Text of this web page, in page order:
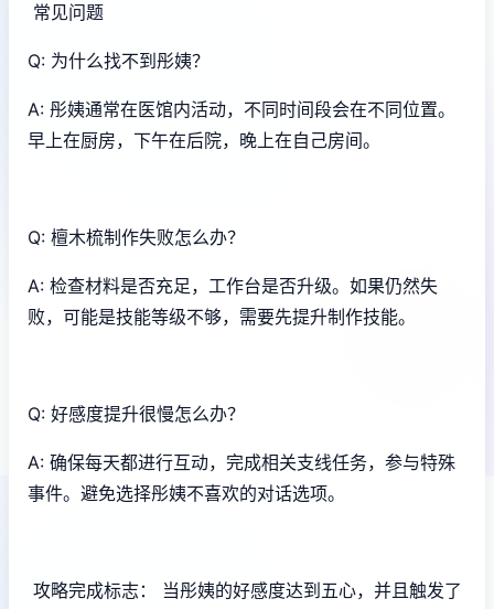
常见问题
Q: 为什么找不到彤姨？
A: 彤姨通常在医馆内活动，不同时间段会在不同位置。
早上在厨房，下午在后院，晚上在自己房间。
Q: 檀木梳制作失败怎么办？
A: 检查材料是否充足，工作台是否升级。如果仍然失
败，可能是技能等级不够，需要先提升制作技能。
Q: 好感度提升很慢怎么办？
A: 确保每天都进行互动，完成相关支线任务，参与特殊
事件。避免选择彤姨不喜欢的对话选项。
攻略完成标志： 当彤姨的好感度达到五心，并且触发了